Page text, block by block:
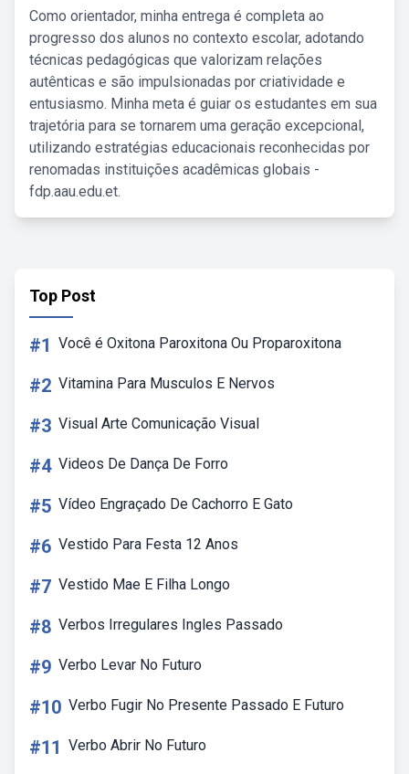
Como orientador, minha entrega é completa ao
progresso dos alunos no contexto escolar, adotando
técnicas pedagógicas que valorizam relações
autênticas e são impulsionadas por criatividade e
entusiasmo. Minha meta é guiar os estudantes em sua
trajetória para se tornarem uma geração excepcional,
utilizando estratégias educacionais reconhecidas por
renomadas instituições acadêmicas globais -
fdp.aau.edu.et.
Top Post
#1 Você é Oxitona Paroxitona Ou Proparoxitona
#2 Vitamina Para Musculos E Nervos
#3 Visual Arte Comunicação Visual
#4 Videos De Dança De Forro
#5 Vídeo Engraçado De Cachorro E Gato
#6 Vestido Para Festa 12 Anos
#7 Vestido Mae E Filha Longo
#8 Verbos Irregulares Ingles Passado
#9 Verbo Levar No Futuro
#10 Verbo Fugir No Presente Passado E Futuro
#11 Verbo Abrir No Futuro